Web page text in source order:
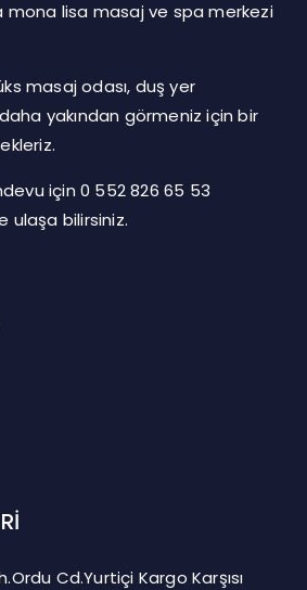
mona lisa masaj ve spa merkezi
masaj odası, duş yer
yakından görmeniz için bir
için 0 552 826 65 53
ulaşa bilirsiniz.
Cd.Yurtiçi Kargo Karşısı